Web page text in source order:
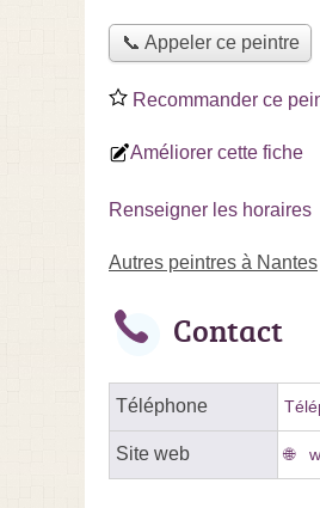
📞 Appeler ce peintre
Recommander ce
Améliorer cette fiche
Renseigner les horaires
Autres peintres à Nantes
Contact
Téléphone
Site web